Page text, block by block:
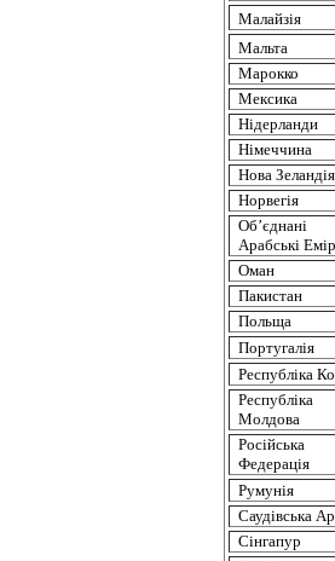
Малайзія
Мальта
Марокко
Мексика
Нідерланди
Німеччина
НоваЗеландія
Норвегія
Об’єднані
Арабські
Оман
Пакистан
Польща
Португалія
Республіка
Республіка
Молдова
Російська
Федерація
Румунія
Саудівська
Сінгапур